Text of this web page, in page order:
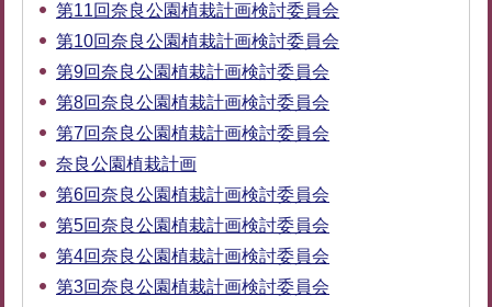
第11回奈良公園植栽計画検討委員会
第10回奈良公園植栽計画検討委員会
第9回奈良公園植栽計画検討委員会
第8回奈良公園植栽計画検討委員会
第7回奈良公園植栽計画検討委員会
奈良公園植栽計画
第6回奈良公園植栽計画検討委員会
第5回奈良公園植栽計画検討委員会
第4回奈良公園植栽計画検討委員会
第3回奈良公園植栽計画検討委員会